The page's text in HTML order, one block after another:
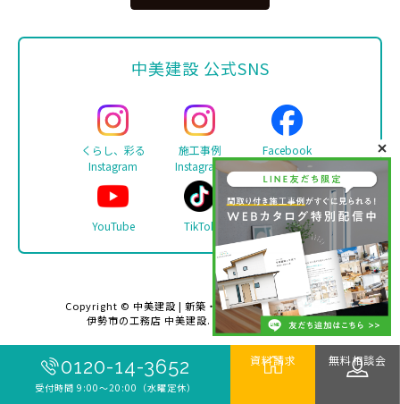
0120-14-3652
受付時間 9:00〜20:00（水曜定休）
資料請求 無料相談会
中美建設 公式SNS
くらし、彩る
Instagram
施工事例
Instagram
Facebook
YouTube TikTok LINE
Copyright © 中美建設 | 新築・リフォーム・注文住宅は
伊勢市の工務店 中美建設. All rights reserved.